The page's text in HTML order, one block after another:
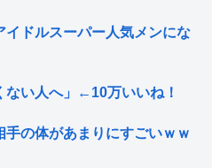
ドルスーパー人気メンにな
ない人へ」←10万いいね！
手の体があまりにすごいｗｗ